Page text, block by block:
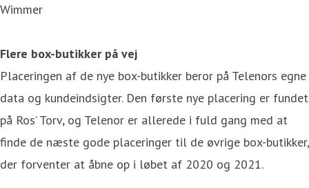
Wimmer
Flere box-butikker på vej
Placeringen af de nye box-butikker beror på Telenors egne
data og kundeindsigter. Den første nye placering er fundet
på Ros’ Torv, og Telenor er allerede i fuld gang med at
finde de næste gode placeringer til de øvrige box-butikker,
der forventer at åbne op i løbet af 2020 og 2021.